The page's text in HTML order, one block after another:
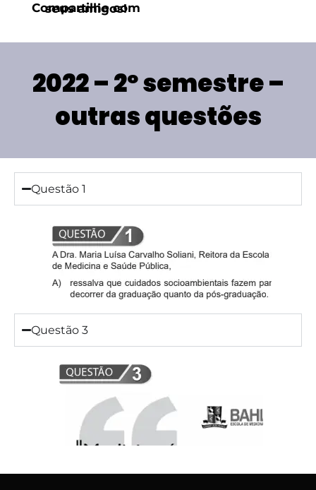
Compartilhe com seus amigos!
2022 – 2º semestre –
outras questões
Questão 1
Questão 3